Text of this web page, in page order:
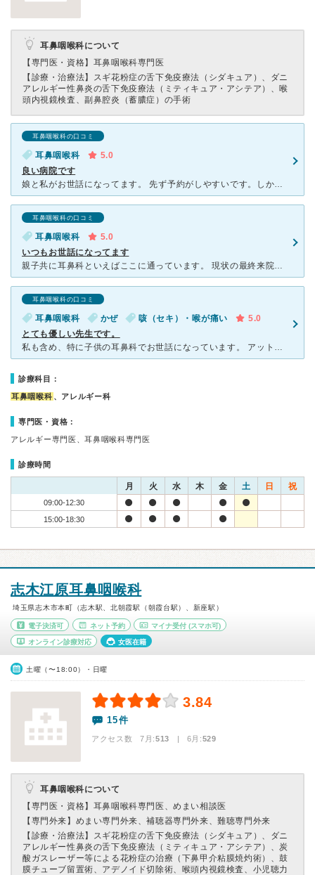
耳鼻咽喉科について
【専門医・資格】 耳鼻咽喉科専門医
【診療・治療法】 スギ花粉症の舌下免疫療法（シダキュア）、ダニ
アレルギー性鼻炎の舌下免疫療法（ミティキュア・アシテア）、喉
頭内視鏡検査、副鼻腔炎（蓄膿症）の手術
耳鼻咽喉科の口コミ
耳鼻咽喉科
5.0
良い病院です
娘と私がお世話になってます。 先ず予約がしやすいです。しかも、病院まで行って並ぶ方に配慮してネット予約は開始時間とずらしていて公平性があると思います。 先生はお若いのにしっかり診察してくださいます
耳鼻咽喉科の口コミ
耳鼻咽喉科
5.0
いつもお世話になってます
親子共に耳鼻科といえばここに通っています。 現状の最終来院時は、４歳の息子が風邪をひいたようで咳がひどかったためかかりました。 ネット予約があり、自分の番が近くなると病院に向かうので院内ではあ
耳鼻咽喉科の口コミ
耳鼻咽喉科 かぜ 咳（セキ）・喉が痛い
5.0
とても優しい先生です。
私も含め、特に子供の耳鼻科でお世話になっています。 アットホームな病院でとても通いやすいです。 ネット予約や電話予約が出来るので、いつも活用しています。 ※１度予約なしで行ったらとても混んでいた
診療科目：
耳鼻咽喉科 、アレルギー科
専門医・資格：
アレルギー専門医、耳鼻咽喉科専門医
診療時間
月 火 水 木 金 土 日 祝
09:00-12:30
15:00-18:30
志木江原耳鼻咽喉科
埼玉県志木市本町（志木駅、北朝霞駅（朝霞台駅）、新座駅）
電子決済可 ネット予約 マイナ受付 (スマホ可)
オンライン診療対応 女医在籍
土曜（〜18:00）・日曜
3.84
15件
アクセス数 7月:513 | 6月:529
耳鼻咽喉科について
【専門医・資格】 耳鼻咽喉科専門医、めまい相談医
【専門外来】 めまい専門外来、補聴器専門外来、難聴専門外来
【診療・治療法】 スギ花粉症の舌下免疫療法（シダキュア）、ダニ
アレルギー性鼻炎の舌下免疫療法（ミティキュア・アシテア）、炭
酸ガスレーザー等による花粉症の治療（下鼻甲介粘膜焼灼術）、鼓
膜チューブ留置術、アデノイド切除術、喉頭内視鏡検査、小児聴力